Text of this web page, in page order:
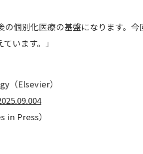
の個別化医療の基盤になります。
います。」
（Elsevier）
in Press）